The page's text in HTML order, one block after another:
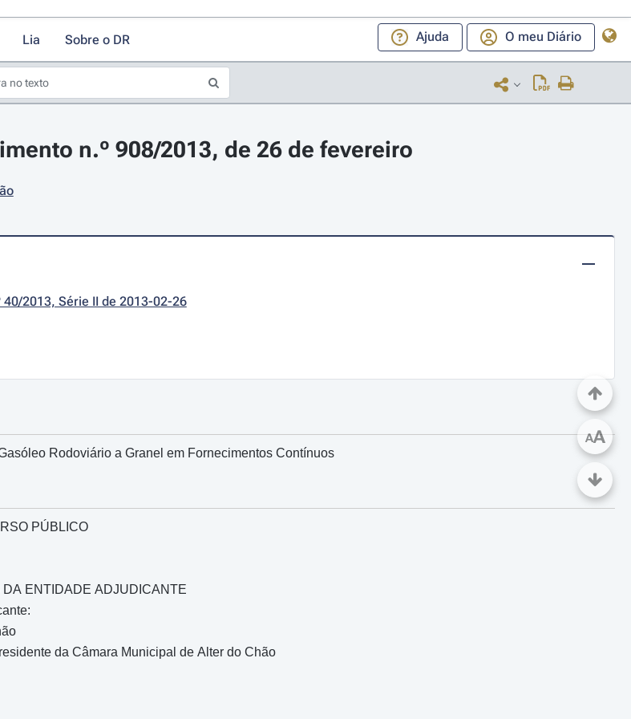
Lia Sobre o DR Ajuda O meu Diário
n.º 908/2013, de 26 de fevereiro
2013, Série II de 2013-02-26
Rodoviário a Granel em Fornecimentos Contínuos
PÚBLICO
ENTIDADE ADJUDICANTE
da Câmara Municipal de Alter do Chão
AA